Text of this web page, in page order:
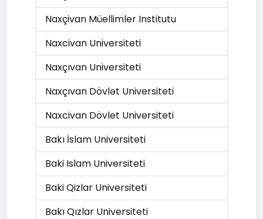
Naxçivan Müellimler Institutu
Naxcivan Universiteti
Naxçıvan Universiteti
Naxçıvan Dövlət Universiteti
Naxcivan Dövlet Universiteti
Bakı İslam Universiteti
Baki Islam Universiteti
Baki Qizlar Universiteti
Bakı Qızlar Universiteti